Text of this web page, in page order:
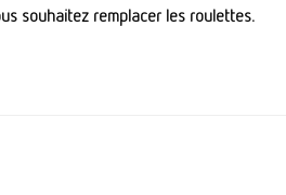
souhaitez remplacer les roulettes.